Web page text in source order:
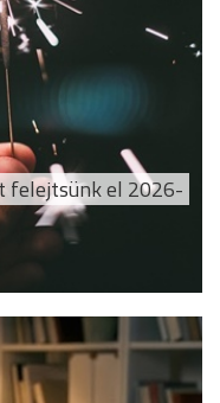
felejtsünk el 2026-